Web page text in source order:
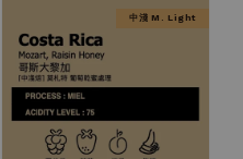
中淺 M. Light